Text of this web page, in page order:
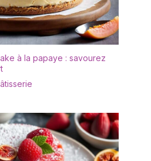
chaleureuse et riche à
toute table ou
présentation de
nourriture pour toute
occasion. Utilisez-le dans
décoration, comme
événement. Ce plat est
parfait pour les repas, le
pain, les fruits, les
gâteaux, les olives, les
taches, ce qui le rend
facile à nettoyer et
permet de garder la
cuisine impeccable sans
effort. Gagnez du temps
et placez cet ensemble
vaisselle ou nettoyez-le
d'eau savonneuse.
Multifonctionnel : avec un
grain attrayant, cette
belle assiette à l'aspect
à la papaye : savourez